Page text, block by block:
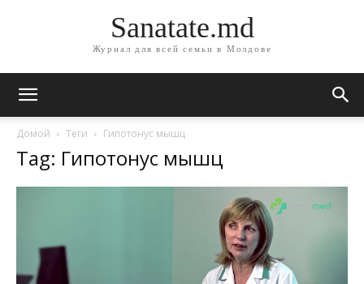
Sanatate.md
Журнал для всей семьи в Молдове
Домой Теги Гипотонус мышц
Tag: Гипотонус мышц